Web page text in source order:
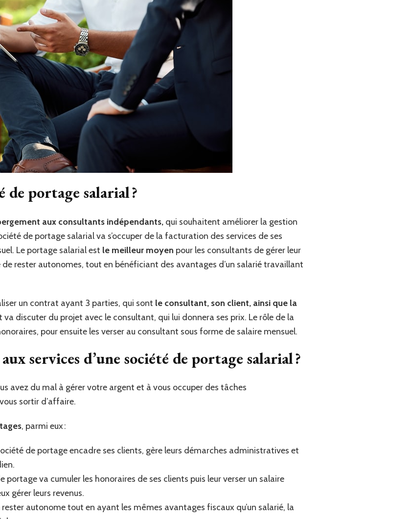
de portage salarial ?
aux consultants indépendants, qui souhaitent améliorer la gestion
de portage salarial va s’occuper de la facturation des services de ses
Le portage salarial est le meilleur moyen pour les consultants de gérer leur
rester autonomes, tout en bénéficiant des avantages d’un salarié travaillant
un contrat ayant 3 parties, qui sont le consultant, son client, ainsi que la
discuter du projet avec le consultant, qui lui donnera ses prix. Le rôle de la
pour ensuite les verser au consultant sous forme de salaire mensuel.
services d’une société de portage salarial ?
avez du mal à gérer votre argent et à vous occuper des tâches
sortir d’affaire.
, parmi eux :
de portage encadre ses clients, gère leurs démarches administratives et
portage va cumuler les honoraires de ses clients puis leur verser un salaire
gérer leurs revenus.
rester autonome tout en ayant les mêmes avantages fiscaux qu’un salarié, la